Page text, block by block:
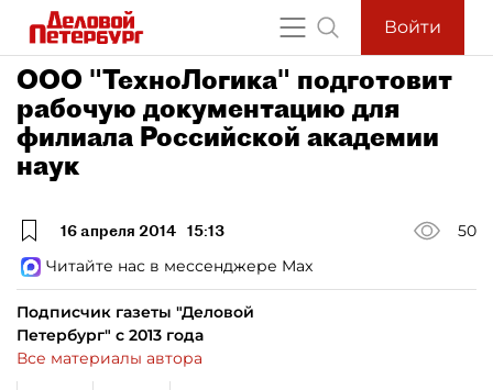
Войти
ООО "ТехноЛогика" подготовит
рабочую документацию для
филиала Российской академии
наук
16 апреля 2014 15:13
50
Читайте нас в мессенджере Max
Подписчик газеты "Деловой
Петербург" с 2013 года
Все материалы автора